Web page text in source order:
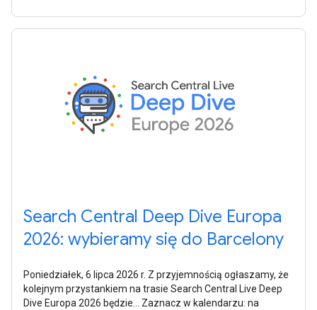
Search Central Deep Dive Europa
2026: wybieramy się do Barcelony
Poniedziałek, 6 lipca 2026 r. Z przyjemnością ogłaszamy, że
kolejnym przystankiem na trasie Search Central Live Deep
Dive Europa 2026 będzie… Zaznacz w kalendarzu: na